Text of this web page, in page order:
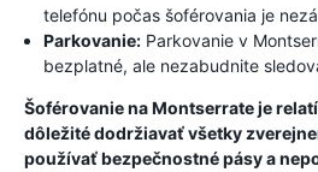
telefónu počas šoférovania je
Parkovanie: Parkovanie v
bezplatné, ale nezabudnite
Šoférovanie na Montserrate je
dôležité dodržiavať všetky
používať bezpečnostné pásy a